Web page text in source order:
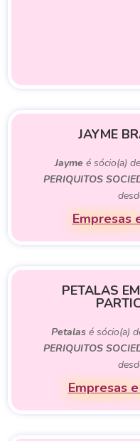
JAYME
Jayme é sócio(a) de
PERIQUITOS
Empresas
PETALAS
Petalas é sócio(a)
PERIQUITOS
Empresas